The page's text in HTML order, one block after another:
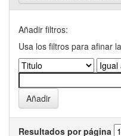
Añadir filtros:
Usa los filtros para afinar
Resultados por página